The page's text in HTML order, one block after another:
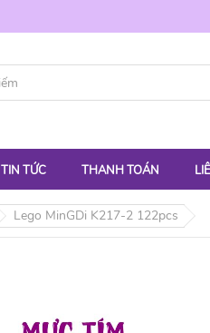
TIN TỨC THANH TOÁN
Lego MinGDi K217-2 122pcs